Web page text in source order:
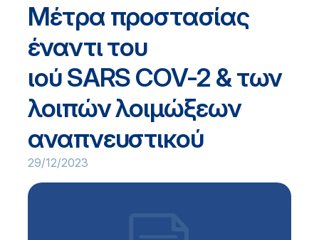
Μέτρα προστασίας
έναντι του
ιού SARS COV-2 & των
λοιπών λοιμώξεων
αναπνευστικού
29/12/2023